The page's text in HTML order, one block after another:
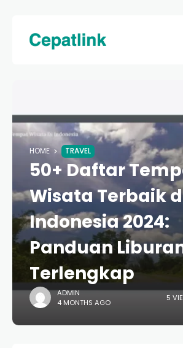
HOME TRAVEL
50+ Daftar
Wisata Terbaik
Indonesia 2024:
Panduan
Terlengkap
ADMIN
4 MONTHS AGO
5